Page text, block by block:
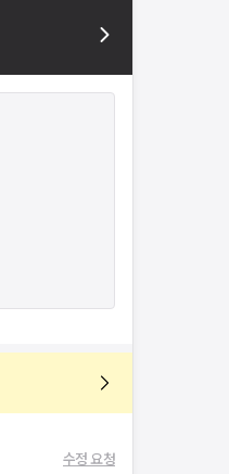
수정 요청